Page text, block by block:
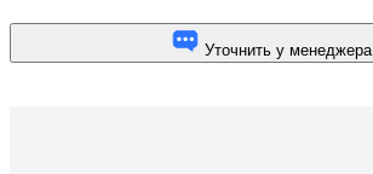
Уточнить у менеджера